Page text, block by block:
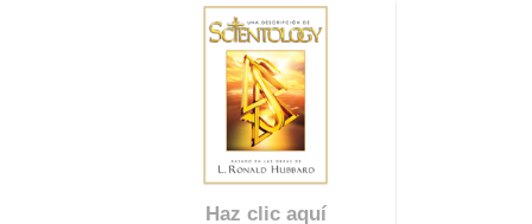
Haz clic aquí